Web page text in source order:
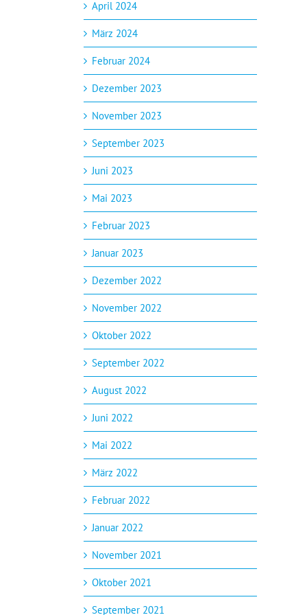
April 2024
März 2024
Februar 2024
Dezember 2023
November 2023
September 2023
Juni 2023
Mai 2023
Februar 2023
Januar 2023
Dezember 2022
November 2022
Oktober 2022
September 2022
August 2022
Juni 2022
Mai 2022
März 2022
Februar 2022
Januar 2022
November 2021
Oktober 2021
September 2021